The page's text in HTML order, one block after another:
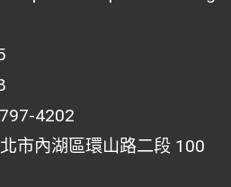
4202
市內湖區環山路二段 100